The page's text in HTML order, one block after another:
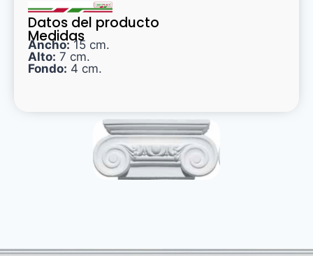
Datos del producto
Medidas
Ancho:15 cm.
Alto: 7 cm.
Fondo: 4 cm.